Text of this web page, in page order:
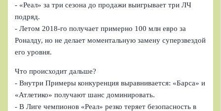
- «Реал» за три сезона до продажи выигрывает три ЛЧ
подряд.
- Летом 2018‑го получает примерно 100 млн евро за
Роналду, но не делает моментальную замену суперзвездой
его уровня.
Что происходит дальше?
- Внутри Примеры конкуренция выравнивается: «Барса» и
«Атлетико» получают шанс доминировать.
- В Лиге чемпионов «Реал» резко теряет безопасность в